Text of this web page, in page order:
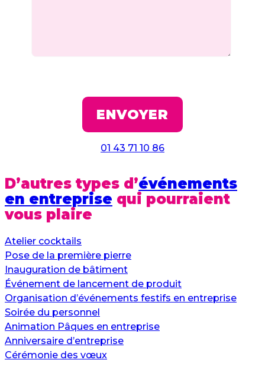
01 43 71 10 86
D’autres types d’événements
en entreprise qui pourraient
vous plaire
Atelier cocktails
Pose de la première pierre
Inauguration de bâtiment
Événement de lancement de produit
Organisation d’événements festifs en entreprise
Soirée du personnel
Animation Pâques en entreprise
Anniversaire d’entreprise
Cérémonie des vœux